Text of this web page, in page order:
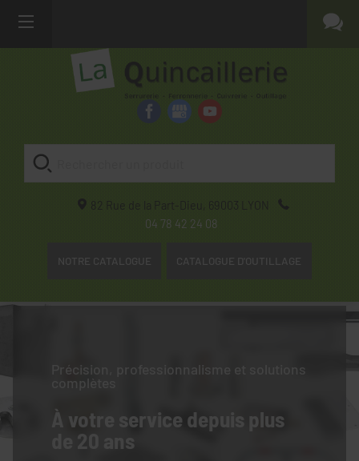
82 Rue de la Part-Dieu, 69003
LYON
04 78 42 24 08
NOTRE CATALOGUE CATALOGUE D'OUTILLAGE
Précision, professionnalisme et solutions
complètes
À votre service depuis plus
de 20 ans